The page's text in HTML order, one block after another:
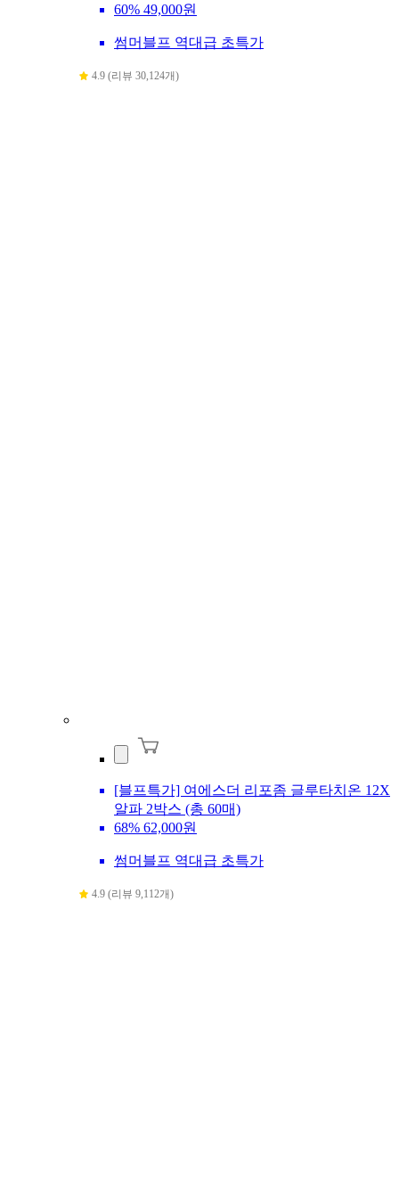
60% 49,000원
썸머블프 역대급 초특가
4.9 (리뷰 30,124개)
[블프특가] 여에스더 리포좀 글루타치온 12X
알파 2박스 (총 60매)
68% 62,000원
썸머블프 역대급 초특가
4.9 (리뷰 9,112개)